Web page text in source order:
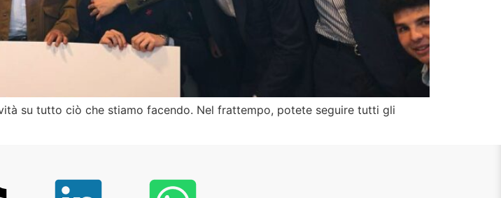
su tutto ciò che stiamo facendo. Nel frattempo, potete seguire tutti gli